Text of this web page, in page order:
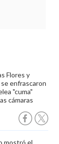
Flores y
enfrascaron
"cuma"
cámaras
mostró el